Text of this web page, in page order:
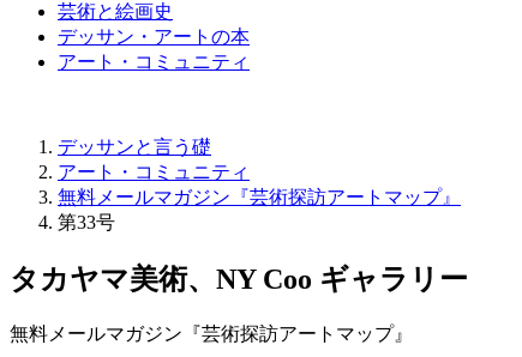
芸術と絵画史
デッサン・アートの本
アート・コミュニティ
デッサンと言う礎
アート・コミュニティ
無料メールマガジン『芸術探訪アートマップ』
第33号
タカヤマ美術、NY Coo ギャラリー
無料メールマガジン『芸術探訪アートマップ』